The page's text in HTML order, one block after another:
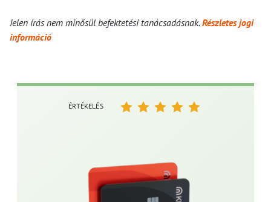
Jelen írás nem minősül befektetési tanácsadásnak.Részletes jogi
információ
ÉRTÉKELÉS